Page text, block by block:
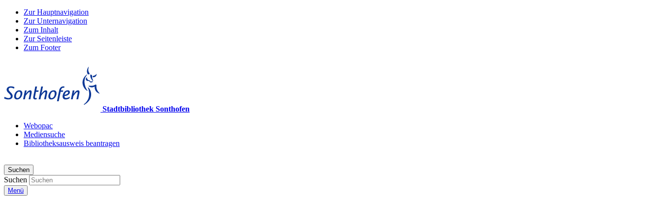
Zur Hauptnavigation
Zur Unternavigation
Zum Inhalt
Zur Seitenleiste
Zum Footer
Stadtbibliothek Sonthofen
Webopac
Mediensuche
Bibliotheksausweis beantragen
Suchen
Suchen
Menü